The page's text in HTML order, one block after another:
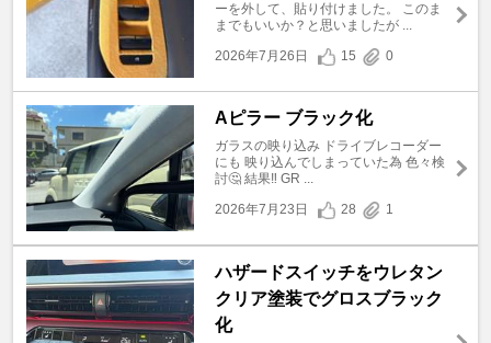
ーを外して、貼り付けました。 このま
までもいいか？と思いましたが ...
2026年7月26日
15 0
Aピラー ブラック化
ガラスの映り込み ドライブレコーダー
にも 映り込んでしまっていた為 色々検
討🤔 結果‼️ GR ...
2026年7月23日
28 1
ハザードスイッチをウレタン
クリア塗装でグロスブラック
化